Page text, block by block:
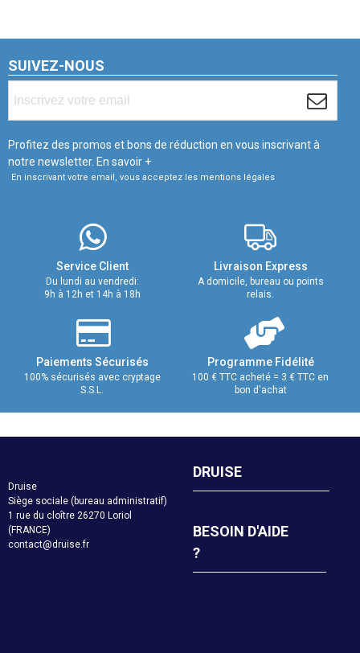
SUIVEZ-NOUS
Profitez des promos et bons de réduction en vous inscrivant à
notre newsletter. En savoir +
En inscrivant votre email, vous acceptez les mentions légales
Service Client
Du lundi au vendredi:
9h à 12h et 14h à 18h
Livraison Express
A domicile, bureau ou points
relais.
Paiements Sécurisés
100% sécurisés avec cryptage
S.S.L.
Programme Fidélité
100 € TTC acheté = 3 € TTC en
bon d'achat
Druise
Siège sociale (bureau administratif)
1 rue du cloître 26270 Loriol
(FRANCE)
contact@druise.fr
DRUISE
BESOIN D'AIDE
?